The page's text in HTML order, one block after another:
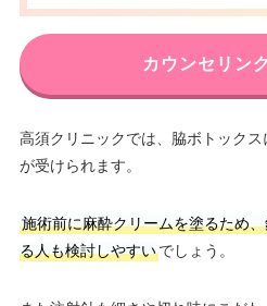
カウンセリン
高須クリニックでは、脇ボトック
が受けられます。
施術前に麻酔クリームを塗るため
る人も検討しやすいでしょう。